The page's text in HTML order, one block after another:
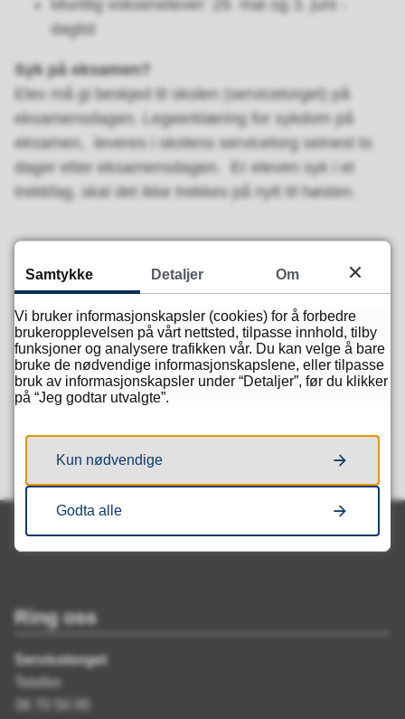
Muntlig voksenelever: 29. mai og 3. juni -
dagtid
Syk på eksamen?
Elev må gi beskjed til skolen (servicetorget) på
eksamensdagen. Legeerklæring for sykdom på
eksamen, leveres i skolens servicetorg seinest to
dager etter eksamensdagen. Er eleven syk i et
trekkfag, skal det ikke trekkes på nytt til høsten.
Info fra Agder fylkeskommune om eksamen
Fant du det du lette etter?
Ring oss
Servicetorget
Telefon
Samtykke Detaljer Om
Vi bruker informasjonskapsler (cookies) for å forbedre
brukeropplevelsen på vårt nettsted, tilpasse innhold, tilby
funksjoner og analysere trafikken vår. Du kan velge å bare
bruke de nødvendige informasjonskapslene, eller tilpasse
bruk av informasjonskapsler under “Detaljer”, før du klikker
på “Jeg godtar utvalgte”.
Kun nødvendige
Godta alle